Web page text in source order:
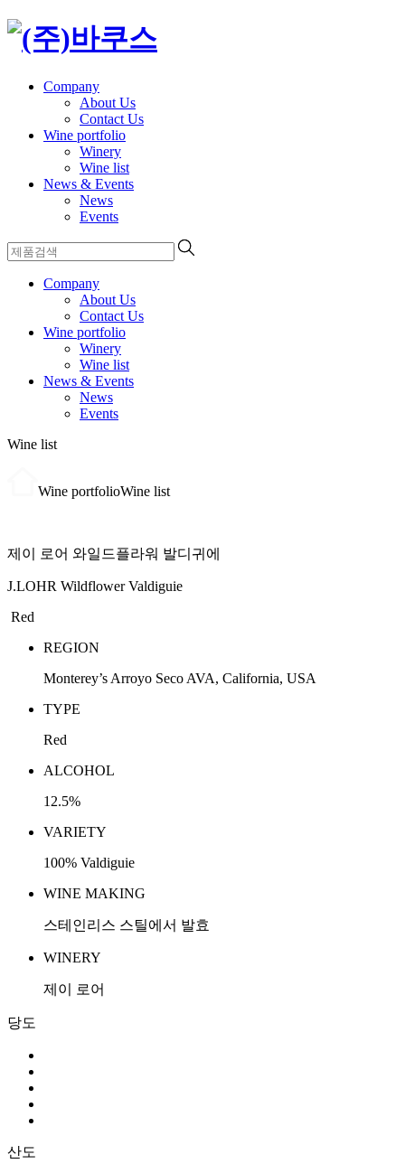
Company
About Us
Contact Us
Wine portfolio
Winery
Wine list
News & Events
News
Events
Company
About Us
Contact Us
Wine portfolio
Winery
Wine list
News & Events
News
Events
Wine list
Wine portfolioWine list
제이 로어 와일드플라워 발디귀에
J.LOHR Wildflower Valdiguie
Red
REGION
Monterey’s Arroyo Seco AVA, California, USA
TYPE
Red
ALCOHOL
12.5%
VARIETY
100% Valdiguie
WINE MAKING
스테인리스 스틸에서 발효
WINERY
제이 로어
당도
산도